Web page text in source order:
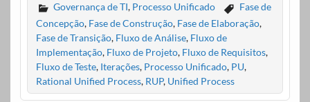
Governança de TI, Processo Unificado
Fase de
Concepção, Fase de Construção, Fase de Elaboração,
Fase de Transição, Fluxo de Análise, Fluxo de
Implementação, Fluxo de Projeto, Fluxo de Requisitos,
Fluxo de Teste, Iterações, Processo Unificado, PU,
Rational Unified Process, RUP, Unified Process